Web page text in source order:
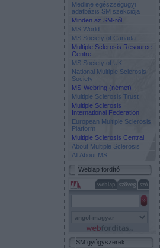
Medline egészségügyi
adatbázis SM szekciója
Minden az SM-ről
MS World
MS Society of Canada
Multiple Sclerosis Resource
Centre
MS Society of UK
National Multiple Sclerosis
Society
MS-Webring (német)
Multiple Sclerosis Trust
Multiple Sclerosis
International Federation
European Multiple Sclerosis
Platform
Multiple Sclerosis Central
About Multiple Sclerosis
All About MS
Weblap fordító
SM gyógyszerek